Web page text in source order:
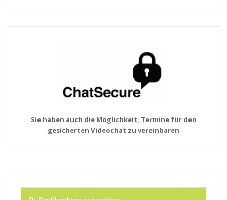
Sie haben auch die Möglichkeit, Termine für den
gesicherten Videochat zu vereinbaren